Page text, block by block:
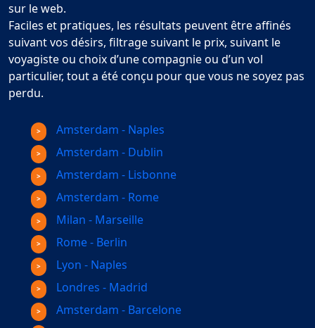
sur le web.
Faciles et pratiques, les résultats peuvent être affinés
suivant vos désirs, filtrage suivant le prix, suivant le
voyagiste ou choix d’une compagnie ou d’un vol
particulier, tout a été conçu pour que vous ne soyez pas
perdu.
Amsterdam - Naples
Amsterdam - Dublin
Amsterdam - Lisbonne
Amsterdam - Rome
Milan - Marseille
Rome - Berlin
Lyon - Naples
Londres - Madrid
Amsterdam - Barcelone